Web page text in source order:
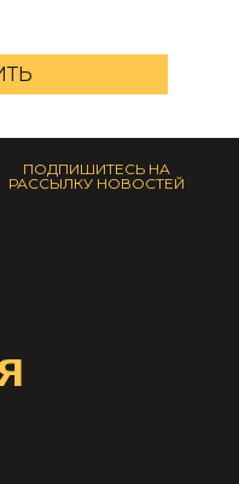
ПОДПИШИТЕСЬ НА
РАССЫЛКУ НОВОСТЕЙ